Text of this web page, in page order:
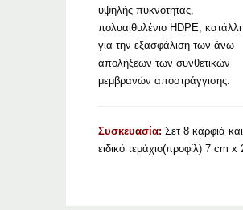
υψηλής πυκνότητας,
πολυαιθυλένιο HDPE,
για την εξασφάλιση των άνω
απολήξεων των συνθετικών
μεμβρανών αποστράγγισης.
Συσκευασία: Σετ 8 καρφιά και
ειδικό τεμάχιο(προφίλ) 7 cm x